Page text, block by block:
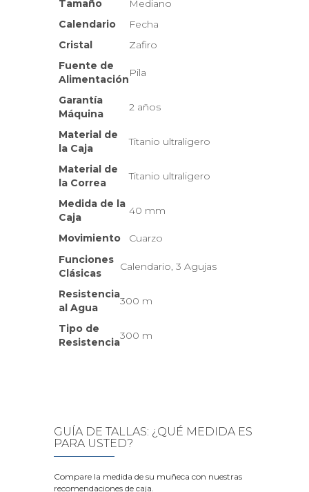
Tamaño
Mediano
Calendario
Fecha
Cristal
Zafiro
Fuente de
Alimentación
Pila
Garantía
Máquina
2 años
Material de
la Caja
Titanio ultraligero
Material de
la Correa
Titanio ultraligero
Medida de la
Caja
40 mm
Movimiento
Cuarzo
Funciones
Clásicas
Calendario, 3 Agujas
Resistencia
al Agua
300 m
Tipo de
Resistencia
300 m
GUÍA DE TALLAS: ¿QUÉ MEDIDA ES
PARA USTED?
Compare la medida de su muñeca con nuestras
recomendaciones de caja.